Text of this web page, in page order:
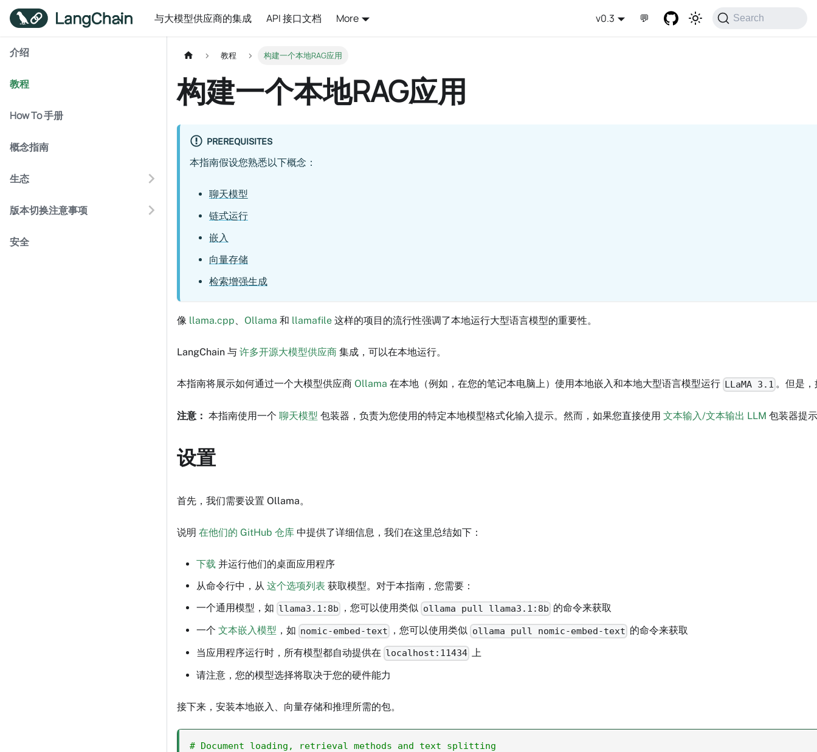
与大模型供应商的集成 API 接口文档 More v0.3 💬 Search
介绍
教程
How To 手册
概念指南
生态
版本切换注意事项
安全
教程 构建一个本地RAG应用
构建一个本地RAG应用
PREREQUISITES
本指南假设您熟悉以下概念：
聊天模型
链式运行
嵌入
向量存储
检索增强生成
像 llama.cpp、 Ollama 和 llamafile 这样的项目的流行性强调了本地运行大型语言模型的重要性。
LangChain 与 许多开源大模型供应商 集成，可以在本地运行。
本指南将展示如何通过一个大模型供应商 Ollama 在本地（例如，在您的笔记本电脑上）使用本地嵌入和本地大型语言模型运行 LLaMA 3.1 。但是
注意： 本指南使用一个 聊天模型 包装器，负责为您使用的特定本地模型格式化输入提示。然而，如果您直接使用 文本输入/文本输出 LLM 包装器提
设置
首先，我们需要设置 Ollama。
说明 在他们的 GitHub 仓库 中提供了详细信息，我们在这里总结如下：
下载 并运行他们的桌面应用程序
从命令行中，从 这个选项列表 获取模型。对于本指南，您需要：
一个通用模型，如 llama3.1:8b ，您可以使用类似 ollama pull llama3.1:8b 的命令来获取
一个 文本嵌入模型 ，如 nomic-embed-text ，您可以使用类似 ollama pull nomic-embed-text 的命令来获取
当应用程序运行时，所有模型都自动提供在 localhost:11434
上
请注意，您的模型选择将取决于您的硬件能力
接下来，安装本地嵌入、向量存储和推理所需的包。
# Document loading, retrieval methods and text splitting